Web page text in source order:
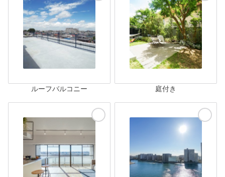
ルーフバルコニー 庭付き